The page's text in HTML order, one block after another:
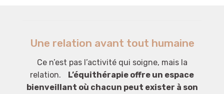
Une relation avant tout humaine
Ce n’est pas l’activité qui soigne, mais la
relation. L’équithérapie offre un espace
bienveillant où chacun peut exister à son